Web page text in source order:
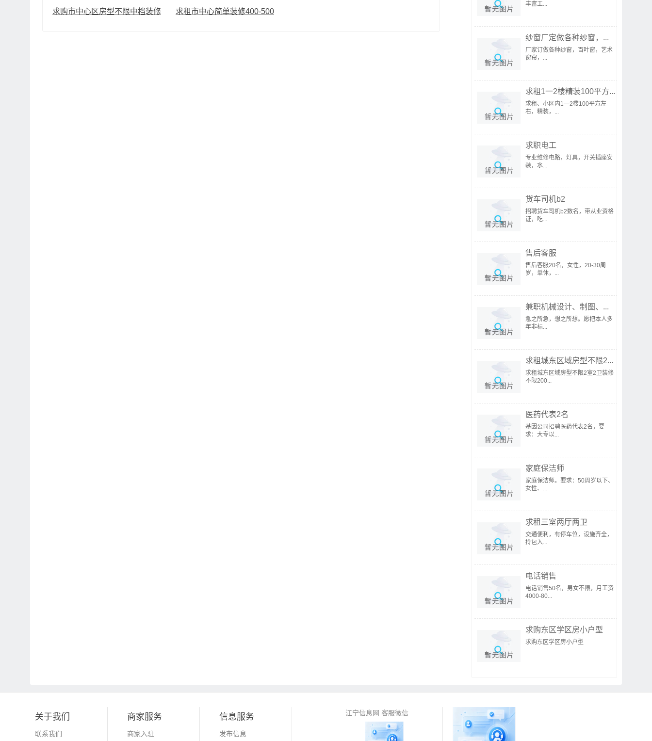
求购市中心区房型不限中档装修 求租市中心简单装修400-500
丰富工...
纱窗厂定做各种纱窗，...
厂家订做各种纱窗，百叶窗，艺术
窗帘，...
求租1一2楼精装100平方...
求租、小区内1一2楼100平方左
右，精装，...
求职电工
专业维修电路，灯具，开关插座安
装，水...
货车司机b2
招聘货车司机b2数名，带从业资格
证，吃...
售后客服
售后客服20名，女性，20-30周
岁，单休，...
兼职机械设计、制图、...
急之所急，想之所想。愿把本人多
年非标...
求租城东区域房型不限2...
求租城东区域房型不限2室2卫装修
不限200...
医药代表2名
基因公司招聘医药代表2名，要
求：大专以...
家庭保洁师
家庭保洁师。要求：50周岁以下、
女性、...
求租三室两厅两卫
交通便利，有停车位，设施齐全，
拎包入...
电话销售
电话销售50名，男女不限，月工资
4000-80...
求购东区学区房小户型
求购东区学区房小户型
关于我们
联系我们
商家服务
商家入驻
信息服务
发布信息
江宁信息网 客服微信